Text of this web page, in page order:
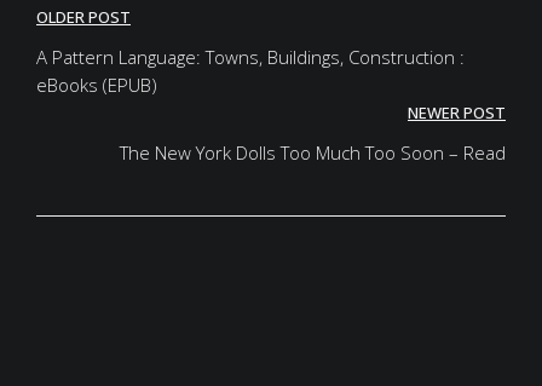
Post
navigation
OLDER POST
A Pattern Language: Towns, Buildings, Construction :
eBooks (EPUB)
NEWER POST
The New York Dolls Too Much Too Soon – Read